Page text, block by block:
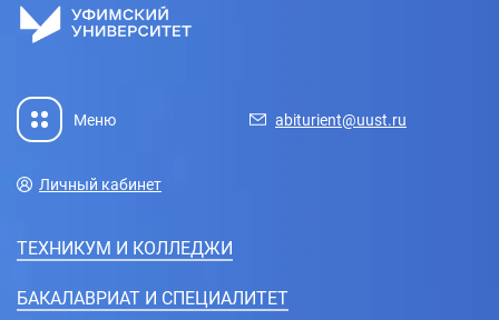
Меню abiturient@uust.ru
Личный кабинет
ТЕХНИКУМ И КОЛЛЕДЖИ
БАКАЛАВРИАТ И СПЕЦИАЛИТЕТ